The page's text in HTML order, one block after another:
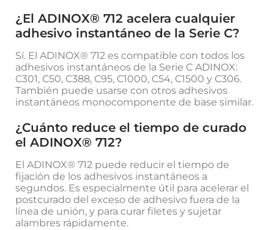
¿El ADINOX® 712 acelera cualquier
adhesivo instantáneo de la Serie C?
Sí. El ADINOX® 712 es compatible con todos los
adhesivos instantáneos de la Serie C ADINOX:
C301, C50, C388, C95, C1000, C54, C1500 y C306.
También puede usarse con otros adhesivos
instantáneos monocomponente de base similar.
¿Cuánto reduce el tiempo de curado
el ADINOX® 712?
El ADINOX® 712 puede reducir el tiempo de
fijación de los adhesivos instantáneos a
segundos. Es especialmente útil para acelerar el
postcurado del exceso de adhesivo fuera de la
línea de unión, y para curar filetes y sujetar
alambres rápidamente.